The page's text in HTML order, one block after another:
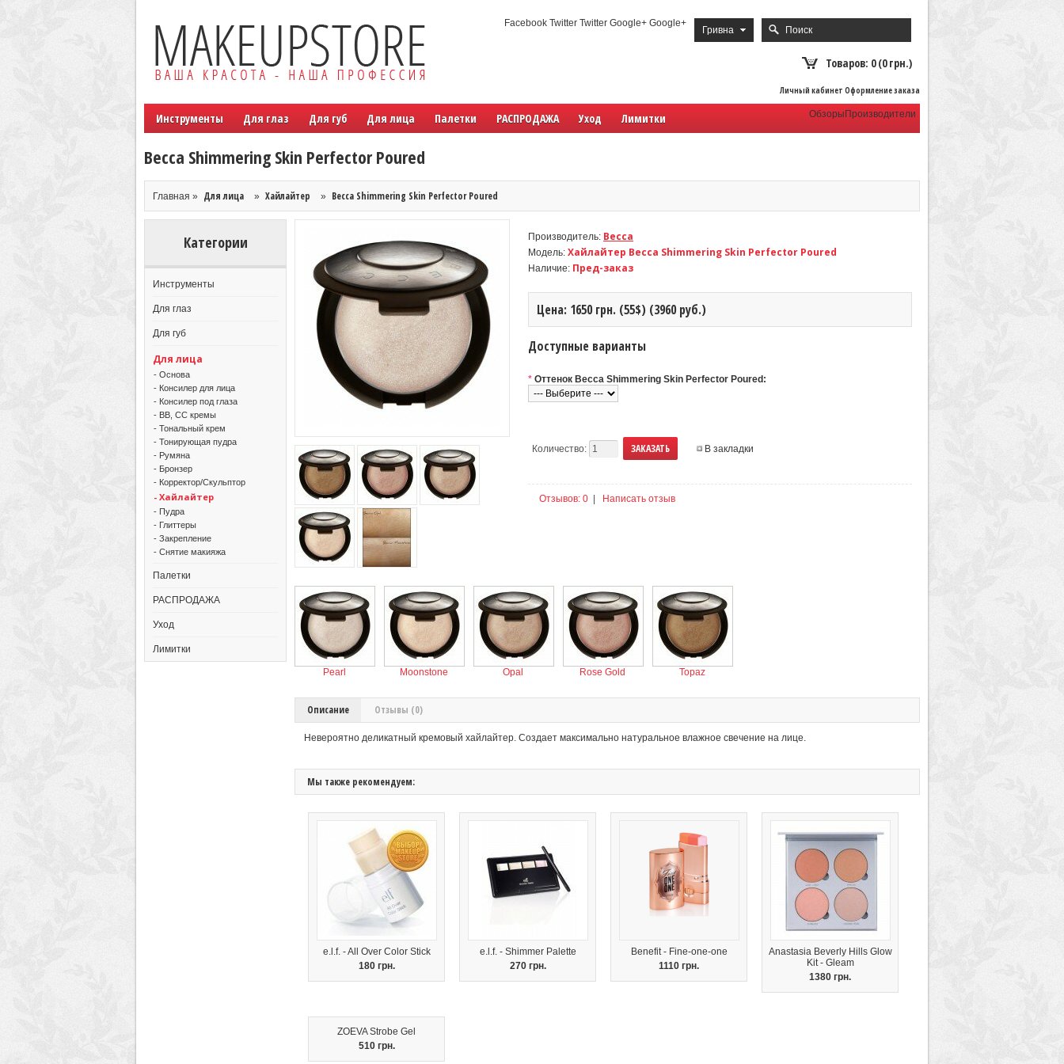
Гривна
Facebook Twitter Twitter Google+ Google+
Товаров: 0 (0 грн.)
Личный кабинет Оформление заказа
Инструменты Для глаз Для губ Для лица Палетки РАСПРОДАЖА Уход Лимитки Производители
Обзоры
Becca Shimmering Skin Perfector Poured
Главная » Для лица » Хайлайтер » Becca Shimmering Skin Perfector Poured
Категории
Инструменты
Для глаз
Для губ
Для лица
- Основа
- Консилер для лица
- Консилер под глаза
- BB, CC кремы
- Тональный крем
- Тонирующая пудра
- Румяна
- Бронзер
- Корректор/Скульптор
- Хайлайтер
- Пудра
- Глиттеры
- Закрепление
- Снятие макияжа
Палетки
РАСПРОДАЖА
Уход
Лимитки
Производитель: Becca
Модель: Хайлайтер Becca Shimmering Skin Perfector Poured
Наличие: Пред-заказ
Цена: 1650 грн. (55$) (3960 руб.)
Доступные варианты
* Оттенок Becca Shimmering Skin Perfector Poured:
Количество: В закладки
Отзывов: 0 Написать отзыв
Pearl Moonstone Opal Rose Gold Topaz
Описание Отзывы (0)
Невероятно деликатный кремовый хайлайтер. Создает максимально натуральное влажное свечение на лице.
Мы также рекомендуем:
e.l.f. - All Over Color Stick
180 грн.
e.l.f. - Shimmer Palette
270 грн.
Benefit - Fine-one-one
1110 грн.
Anastasia Beverly Hills Glow
Kit - Gleam
1380 грн.
ZOEVA Strobe Gel
510 грн.